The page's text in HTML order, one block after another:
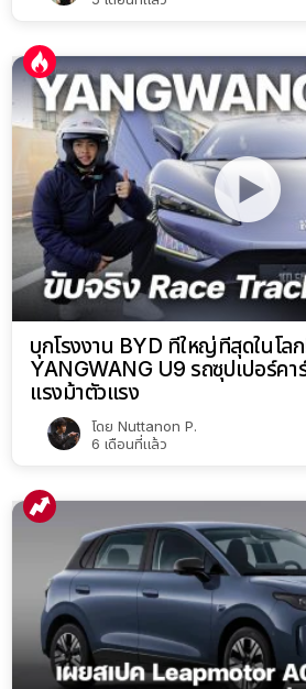
บุกโรงงาน BYD ที่ใหญ่ที่สุดในโล
YANGWANG U9 รถซุปเปอร์คา
แรงม้าตัวแรง
โดย Nuttanon P.
6 เดือนที่แล้ว